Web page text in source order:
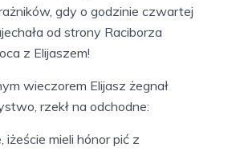
gdy o godzinie czwartej
od strony Raciborza
z Elijaszem!
wieczorem Elijasz żegnał
rzekł na odchodne:
iżeście mieli hónor pić z